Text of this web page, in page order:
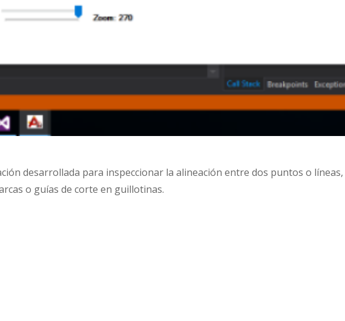
desarrollada para inspeccionar la alineación entre dos puntos o
o guías de corte en guillotinas.